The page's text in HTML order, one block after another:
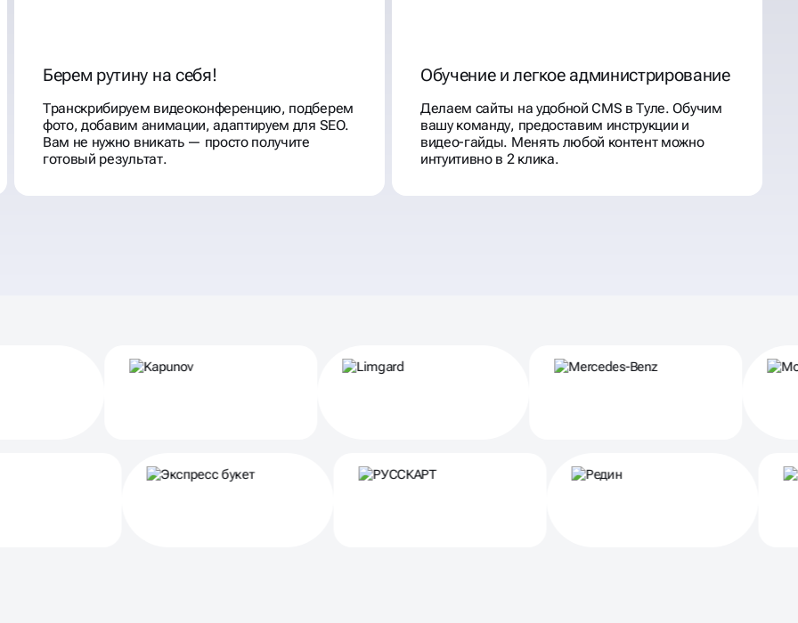
Берем рутину на себя!
Транскрибируем видеоконференцию, подберем
фото, добавим анимации, адаптируем для SEO.
Вам не нужно вникать — просто получите
готовый результат.
Обучение и легкое администрирование
Делаем сайты на удобной CMS в Туле. Обучим
вашу команду, предоставим инструкции и
видео-гайды. Менять любой контент можно
интуитивно в 2 клика.